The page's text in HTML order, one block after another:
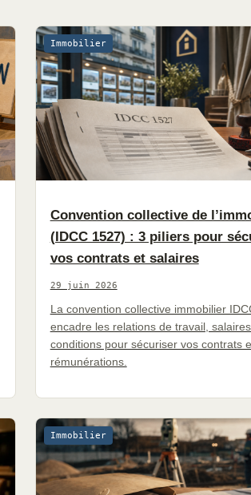
Immobilier
Convention collective de
(IDCC 1527) : 3 piliers pour
vos contrats et salaires
29 juin 2026
La convention collective immobilier
encadre les relations de travail,
conditions pour sécuriser vos contrats
rémunérations.
Immobilier